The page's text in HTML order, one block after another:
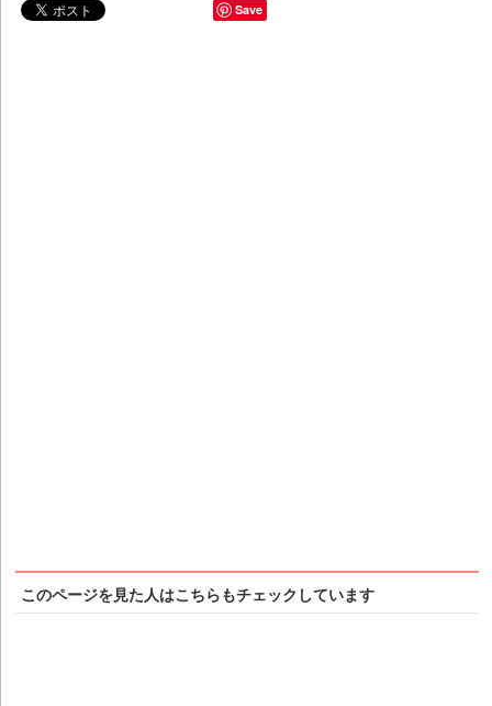
Save
このページを見た人はこちらもチェックしています